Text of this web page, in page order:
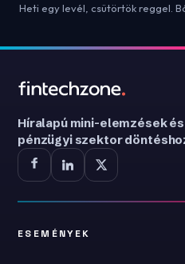
Heti egy levél, csütörtök reggel.
Híralapú mini-elemzések
pénzügyi szektor
ESEMÉNYEK